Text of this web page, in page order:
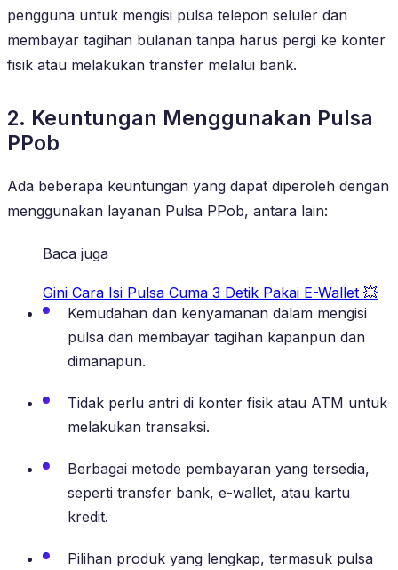
pengguna untuk mengisi pulsa telepon seluler dan
membayar tagihan bulanan tanpa harus pergi ke konter
fisik atau melakukan transfer melalui bank.
2. Keuntungan Menggunakan Pulsa
PPob
Ada beberapa keuntungan yang dapat diperoleh dengan
menggunakan layanan Pulsa PPob, antara lain:
Baca juga
Gini Cara Isi Pulsa Cuma 3 Detik Pakai E-Wallet 💥
Kemudahan dan kenyamanan dalam mengisi
pulsa dan membayar tagihan kapanpun dan
dimanapun.
Tidak perlu antri di konter fisik atau ATM untuk
melakukan transaksi.
Berbagai metode pembayaran yang tersedia,
seperti transfer bank, e-wallet, atau kartu
kredit.
Pilihan produk yang lengkap, termasuk pulsa